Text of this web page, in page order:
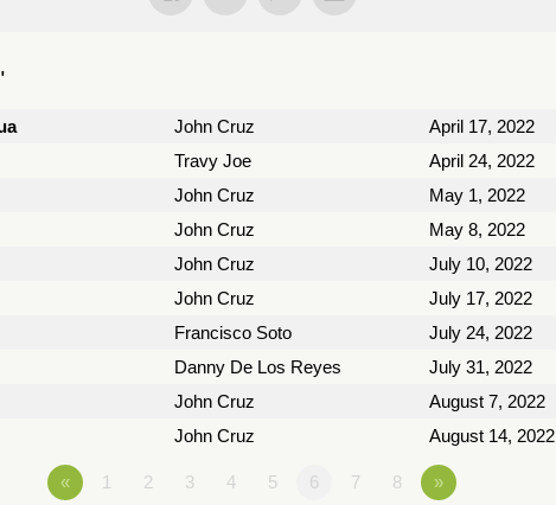
John Cruz April 17, 2022
Travy Joe April 24, 2022
John Cruz May 1, 2022
John Cruz May 8, 2022
John Cruz July 10, 2022
John Cruz July 17, 2022
Francisco Soto July 24, 2022
Danny De Los Reyes July 31, 2022
John Cruz August 7, 2022
John Cruz August 14, 2022
« 1 2 3 4 5 6 7 8 »